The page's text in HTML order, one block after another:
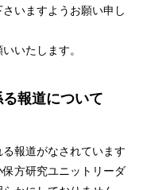
いますようお願い申し
いたします。
報道について
報道がなされています
方研究ユニットリーダ